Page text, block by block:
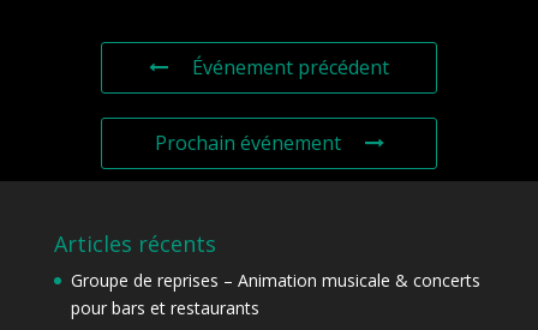
Événement précédent
Prochain événement
Articles récents
Groupe de reprises – Animation musicale & concerts
pour bars et restaurants